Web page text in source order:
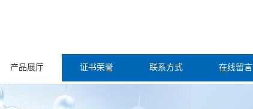
产品展厅 证书荣誉 联系方式 在线留言